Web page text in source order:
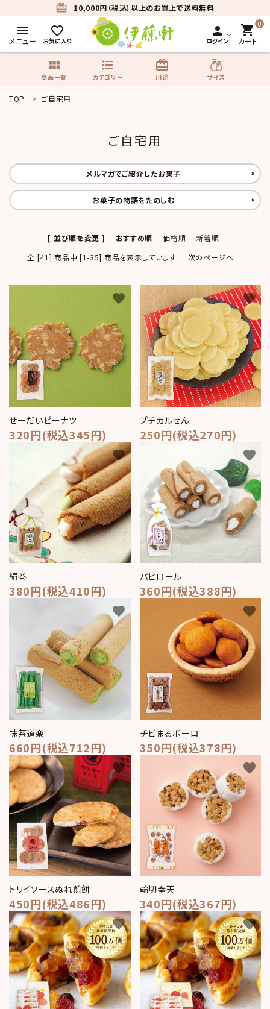
card_giftcard 10,000円（税込）以上のお買上で送料無料
menu
メニュー
favorite_border
お気に入り
person
ログイン
0
shopping_cart
カート
view_module
商品一覧
format_list_bulleted
カテゴリー
card_giftcard
用途 サイズ
カテゴリーから探す
用途から探す
サイズから探す
店舗情報
公式HP
INFORMATION
プライバシーポリシー
特定商取引法について
お問い合わせ
ACCOUNT MENU
ようこそ ゲスト 様
meeting_room ログイン 新規会員登録
TOP ご自宅用
ご自宅用
メルマガでご紹介したお菓子
お菓子の物語をたのしむ
[ 並び順を変更 ] - おすすめ順 -価格順 -新着順
全 [41] 商品中 [1-35] 商品を表示しています
次のページへ
せーだいピーナツ
320円(税込345円)
favorite
プチカルせん
250円(税込270円)
favorite
絹巻
380円(税込410円)
favorite
パピロール
360円(税込388円)
favorite
抹茶道楽
660円(税込712円)
favorite
チビまるボーロ
350円(税込378円)
favorite
トリイソースぬれ煎餅
450円(税込486円)
favorite
輪切奉天
340円(税込367円)
favorite
favorite favorite